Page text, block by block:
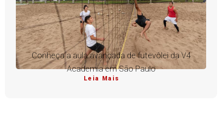
Conheça a aula avançada de futevôlei da V4
Academia em São Paulo
Leia Mais